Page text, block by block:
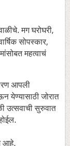
मग घरोघरी,
सोपस्कार,
महत्वाचं
आपली
येण्यासाठी जोरात
उत्सवाची सुरुवात
आहे.